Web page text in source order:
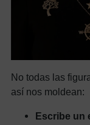
No todas las
así nos moldean:
Escribe un